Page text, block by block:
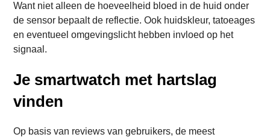
Want niet alleen de hoeveelheid bloed in de huid onder
de sensor bepaalt de reflectie. Ook huidskleur, tatoeages
en eventueel omgevingslicht hebben invloed op het
signaal.
Je smartwatch met hartslag
vinden
Op basis van reviews van gebruikers, de meest